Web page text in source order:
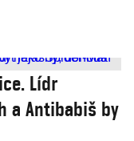
Lídr
a Antibabiš by